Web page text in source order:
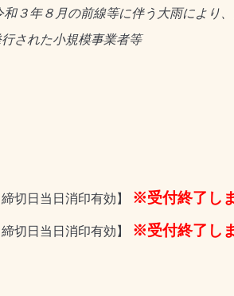
３年８月の前線等に伴う大雨により
された小規模事業者等
切日当日消印有効】 ※受付終了し
日当日消印有効】 ※受付終了し